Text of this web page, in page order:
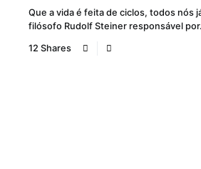
Que a vida é feita de ciclos, todos nós
filósofo Rudolf Steiner responsável
12 Shares